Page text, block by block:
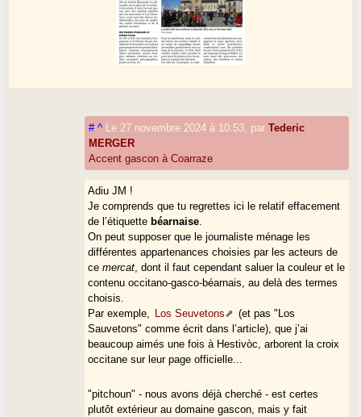
# ^ Le 27 novembre 2024 à 10:53 parTederic
MERGER
Accent gascon à Coarraze
Adiu JM !
Je comprends que tu regrettes ici le relatif effacement
de l’étiquette béarnaise
On peut supposer que le journaliste ménage les
différentes appartenances choisies par les acteurs de
cemercat , dont il faut cependant saluer la couleur et le
contenu occitano-gasco-béarnais, au delà des termes
choisis.
Par exemple,
Los Seuvetons
(et pas "Los
Sauvetons" comme écrit dans l’article), que j’ai
beaucoup aimés une fois à Hestivòc, arborent la croix
occitane sur leur page officielle...
"pitchoun" - nous avons déjà cherché - est certes
plutôt extérieur au domaine gascon, mais y fait